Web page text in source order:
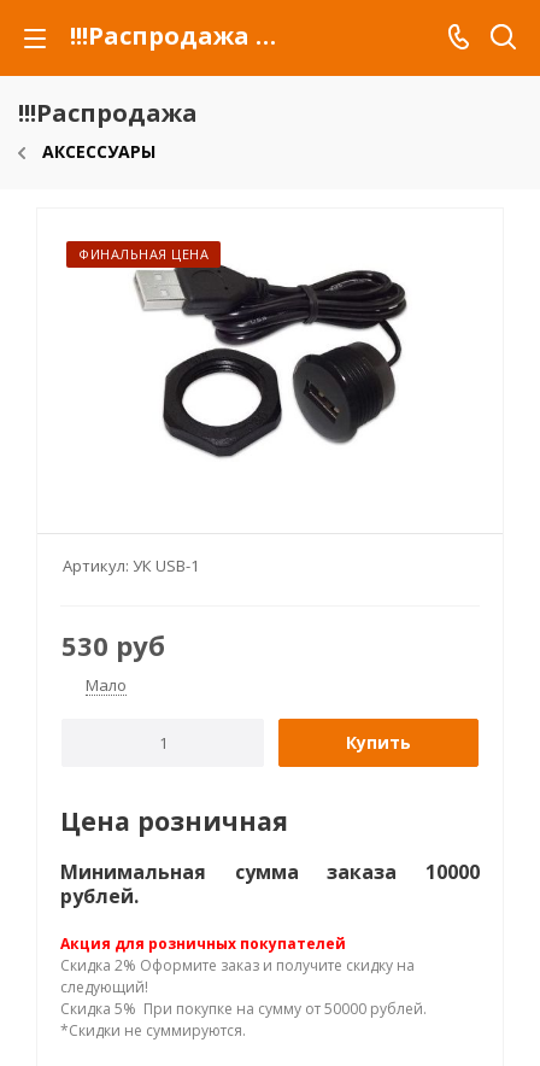
!!!Распродажа для автомобилей российских марок и сельхозтехники
!!!Распродажа
АКСЕССУАРЫ
ФИНАЛЬНАЯ ЦЕНА
Артикул: УК USB-1
530 руб
Мало
Купить
Цена розничная
Минимальная сумма заказа 10000
рублей.
Акция для розничных покупателей
Скидка 2% Оформите заказ и получите скидку на
следующий!
Скидка 5% При покупке на сумму от 50000 рублей.
*Скидки не суммируются.